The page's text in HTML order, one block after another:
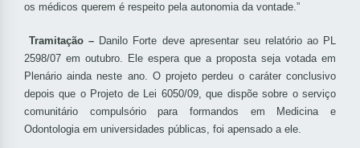
os médicos querem é respeito pela autonomia da vontade.”
Tramitação – Danilo Forte deve apresentar seu relatório ao PL
2598/07 em outubro. Ele espera que a proposta seja votada em
Plenário ainda neste ano. O projeto perdeu o caráter conclusivo
depois que o Projeto de Lei 6050/09, que dispõe sobre o serviço
comunitário compulsório para formandos em Medicina e
Odontologia em universidades públicas, foi apensado a ele.